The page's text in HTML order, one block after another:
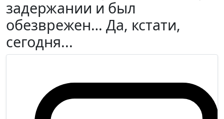
задержании и был
обезврежен… Да, кстати,
сегодня...